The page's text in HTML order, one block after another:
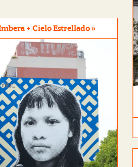
+ Cielo Estrellado »